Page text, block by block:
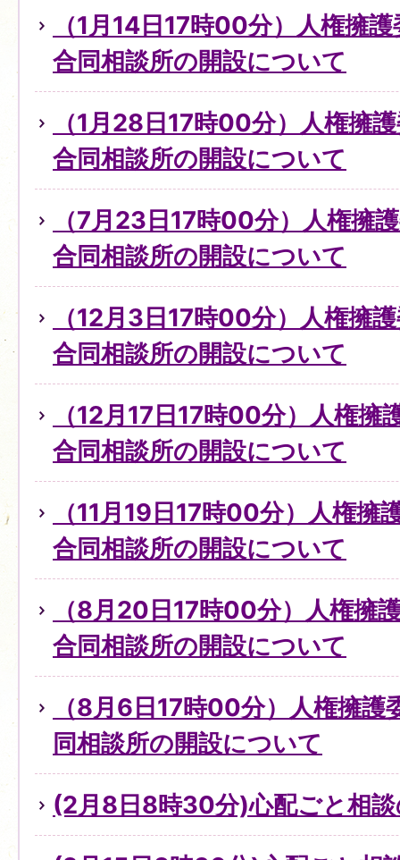
（1月14日17時00分）人権擁
合同相談所の開設について
（1月28日17時00分）人権擁
合同相談所の開設について
（7月23日17時00分）人権擁
合同相談所の開設について
（12月3日17時00分）人権擁
合同相談所の開設について
（12月17日17時00分）人権擁
合同相談所の開設について
（11月19日17時00分）人権擁
合同相談所の開設について
（8月20日17時00分）人権擁
合同相談所の開設について
（8月6日17時00分）人権擁護
同相談所の開設について
(2月8日8時30分)心配ごと相